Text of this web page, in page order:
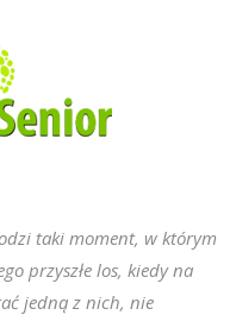
taki moment, w którym
przyszłe los, kiedy na
jedną z nich, nie